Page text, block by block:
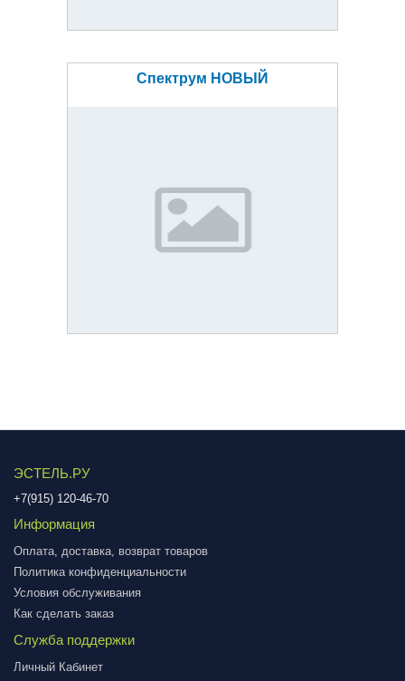
Спектрум НОВЫЙ
ЭСТЕЛЬ.РУ
+7(915) 120-46-70
Информация
Оплата, доставка, возврат товаров
Политика конфиденциальности
Условия обслуживания
Как сделать заказ
Служба поддержки
Личный Кабинет